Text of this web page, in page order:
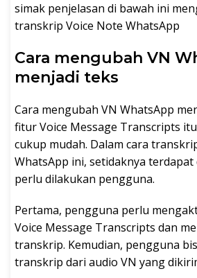
simak penjelasan di bawah ini
transkrip Voice Note WhatsApp
Cara mengubah VN
menjadi teks
Cara mengubah VN WhatsApp
fitur Voice Message Transcripts
cukup mudah. Dalam cara
WhatsApp ini, setidaknya
perlu dilakukan pengguna.
Pertama, pengguna perlu
Voice Message Transcripts dan
transkrip. Kemudian, pengguna
transkrip dari audio VN yang